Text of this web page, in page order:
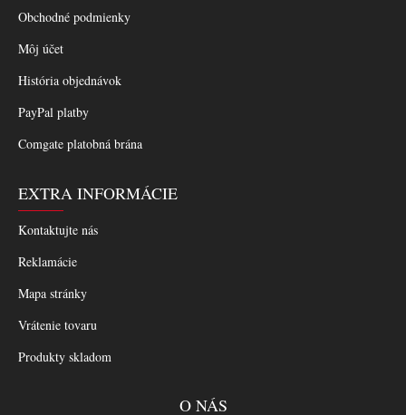
Obchodné podmienky
Môj účet
História objednávok
PayPal platby
Comgate platobná brána
EXTRA INFORMÁCIE
Kontaktujte nás
Reklamácie
Mapa stránky
Vrátenie tovaru
Produkty skladom
O NÁS